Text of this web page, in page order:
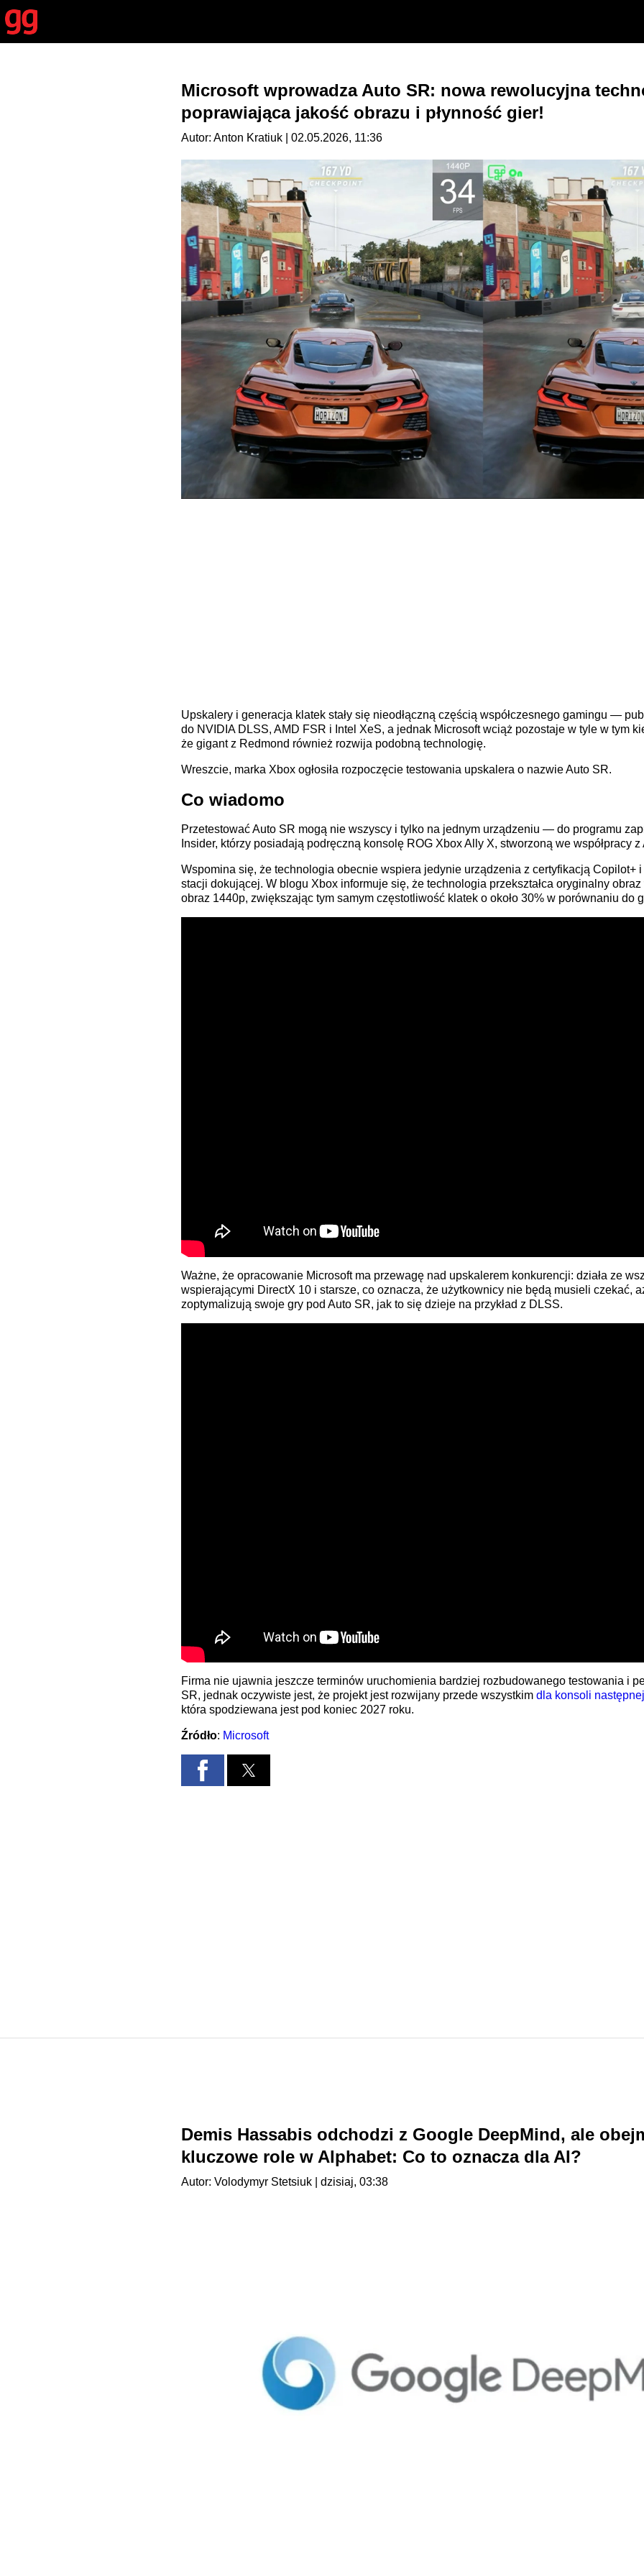
Microsoft wprowadza Auto SR: nowa rewolucyjna
poprawiająca jakość obrazu i płynność gier!
Autor: Anton Kratiuk | 02.05.2026, 11:36
Upskalery i generacja klatek stały się nieodłączną częścią współczesnego gamingu —
do NVIDIA DLSS, AMD FSR i Intel XeS, a jednak Microsoft wciąż pozostaje w tyle w tym
że gigant z Redmond również rozwija podobną technologię.
Wreszcie, marka Xbox ogłosiła rozpoczęcie testowania upskalera o nazwie Auto SR.
Co wiadomo
Przetestować Auto SR mogą nie wszyscy i tylko na jednym urządzeniu — do programu
Insider, którzy posiadają podręczną konsolę ROG Xbox Ally X, stworzoną we współpracy z
Wspomina się, że technologia obecnie wspiera jedynie urządzenia z certyfikacją Copilot+
stacji dokującej. W blogu Xbox informuje się, że technologia przekształca oryginalny
obraz 1440p, zwiększając tym samym częstotliwość klatek o około 30% w porównaniu do
Ważne, że opracowanie Microsoft ma przewagę nad upskalerem konkurencji: działa ze
wspierającymi DirectX 10 i starsze, co oznacza, że użytkownicy nie będą musieli czekać,
zoptymalizują swoje gry pod Auto SR, jak to się dzieje na przykład z DLSS.
Firma nie ujawnia jeszcze terminów uruchomienia bardziej rozbudowanego testowania i
SR, jednak oczywiste jest, że projekt jest rozwijany przede wszystkim dla konsoli
która spodziewana jest pod koniec 2027 roku.
Źródło: Microsoft